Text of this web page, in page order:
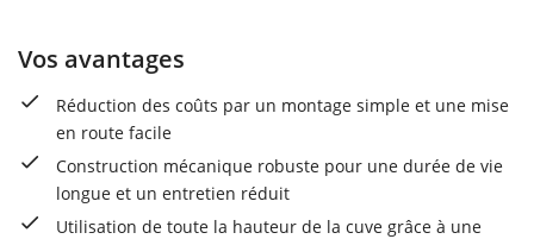
Vos avantages
Réduction des coûts par un montage simple et une mise
en route facile
Construction mécanique robuste pour une durée de vie
longue et un entretien réduit
Utilisation de toute la hauteur de la cuve grâce à une